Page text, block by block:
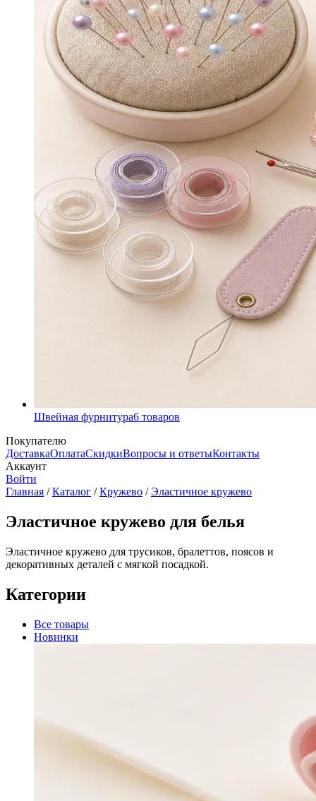
Швейная фурнитура6 товаров
Покупателю
ДоставкаОплатаСкидкиВопросы и ответыКонтакты
Аккаунт
Войти
Главная / Каталог / Кружево / Эластичное кружево
Эластичное кружево для белья
Эластичное кружево для трусиков, бралеттов, поясов и
декоративных деталей с мягкой посадкой.
Категории
Все товары
Новинки